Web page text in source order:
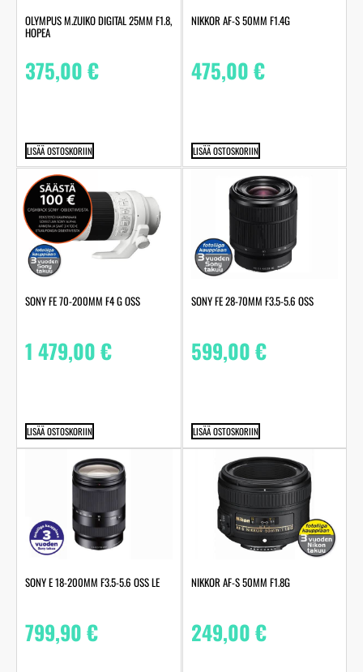
OLYMPUS M.ZUIKO DIGITAL 25MM F1.8,
HOPEA
375,00€
LISÄÄ OSTOSKORIIN
NIKKOR AF-S 50MM F1.4G
475,00€
LISÄÄ OSTOSKORIIN
SONY FE 70-200MM F4 G OSS
1 479,00€
LISÄÄ OSTOSKORIIN
SONY FE 28-70MM F3.5-5.6 OSS
599,00€
LISÄÄ OSTOSKORIIN
SONY E 18-200MM F3.5-5.6 OSS LE
799,90€
NIKKOR AF-S 50MM F1.8G
249,00€